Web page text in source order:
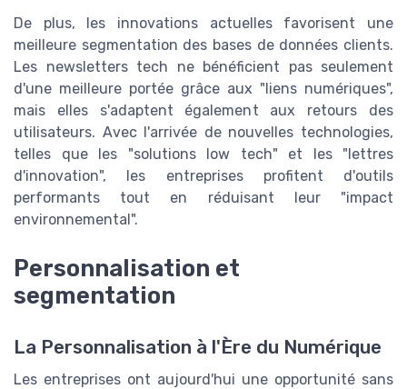
De plus, les innovations actuelles favorisent une
meilleure segmentation des bases de données clients.
Les newsletters tech ne bénéficient pas seulement
d'une meilleure portée grâce aux "liens numériques",
mais elles s'adaptent également aux retours des
utilisateurs. Avec l'arrivée de nouvelles technologies,
telles que les "solutions low tech" et les "lettres
d'innovation", les entreprises profitent d'outils
performants tout en réduisant leur "impact
environnemental".
Personnalisation et
segmentation
La Personnalisation à l'Ère du Numérique
Les entreprises ont aujourd'hui une opportunité sans